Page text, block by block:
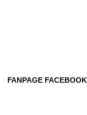
FANPAGE FACEBOOK